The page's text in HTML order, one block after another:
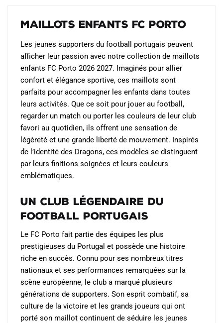
page
produit
être
sur
la
page
du
produit
Maillots Enfants FC Porto
Les jeunes supporters du football portugais peuvent
afficher leur passion avec notre collection de maillots
enfants FC Porto 2026 2027. Imaginés pour allier
confort et élégance sportive, ces maillots sont
parfaits pour accompagner les enfants dans toutes
leurs activités. Que ce soit pour jouer au football,
regarder un match ou porter les couleurs de leur club
favori au quotidien, ils offrent une sensation de
légèreté et une grande liberté de mouvement. Inspirés
de l’identité des Dragons, ces modèles se distinguent
par leurs finitions soignées et leurs couleurs
emblématiques.
Un club légendaire du
football portugais
Le FC Porto fait partie des équipes les plus
prestigieuses du Portugal et possède une histoire
riche en succès. Connu pour ses nombreux titres
nationaux et ses performances remarquées sur la
scène européenne, le club a marqué plusieurs
générations de supporters. Son esprit combatif, sa
culture de la victoire et les grands joueurs qui ont
porté son maillot continuent de séduire les jeunes